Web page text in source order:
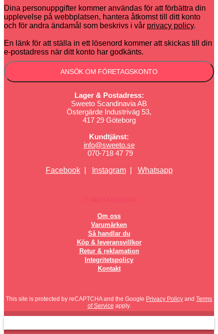
Dina personuppgifter kommer användas för att förbättra din
upplevelse på webbplatsen, hantera åtkomst till ditt konto
och för andra ändamål som beskrivs i vår privacy policy.
En länk för att ställa in ett lösenord kommer att skickas till din
e-postadress när ditt konto har godkänts.
ANSÖK OM FÖRETAGSKONTO
Lager & Postadress:
Sweeto Scandinavia AB
Östergärde Industriväg 53,
417 29 Göteborg
Kundtjänst:
info@sweeto.se
070-718 47 79
Facebook| Instagram| Whatsapp
Om oss
Varumärken
Så handlar du
Köp & leveransvillkor
Retur & reklamation
Integritetspolicy
Kontakt
This site is protected by reCAPTCHA and the Google Privacy Policy and Terms
of Service apply.